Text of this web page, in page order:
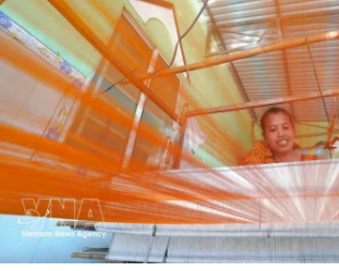
¿QUIÉNES SOMOS?
TIẾNG VIỆT
ENGLISH
中文
FRANÇAIS